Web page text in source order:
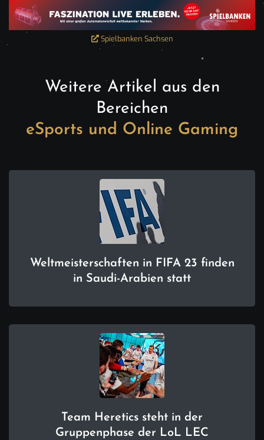
Spielbanken Sachsen
Weitere Artikel aus den
Bereichen
eSports und Online Gaming
Weltmeisterschaften in FIFA 23 finden
in Saudi-Arabien statt
Team Heretics steht in der
Gruppenphase der LoL LEC